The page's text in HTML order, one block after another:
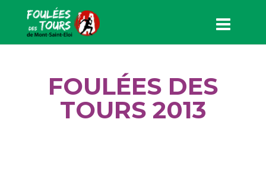
FOULÉES DES
TOURS 2013